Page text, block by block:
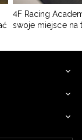
4F Racing
swoje miejsce na